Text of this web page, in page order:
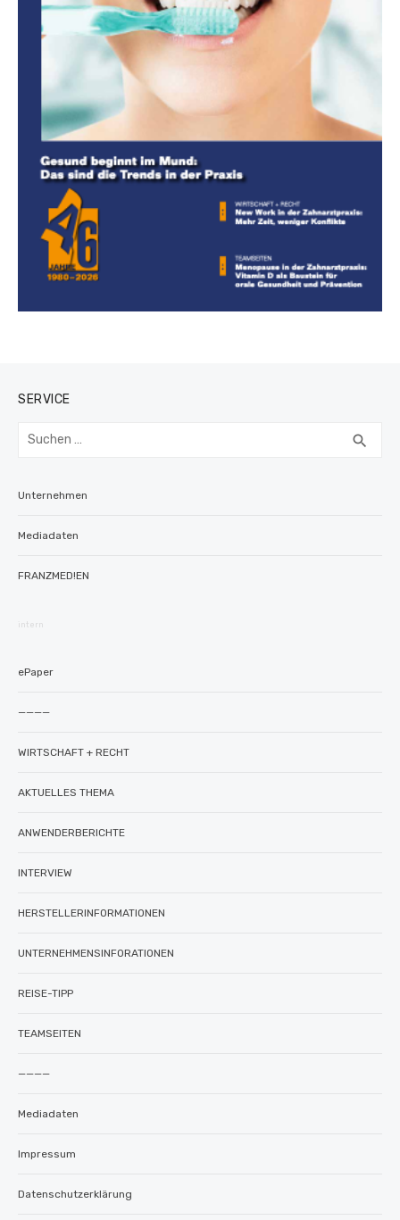
SERVICE
Suchen
search
Unternehmen
Mediadaten
FRANZMED!EN
intern
ePaper
————
WIRTSCHAFT + RECHT
AKTUELLES THEMA
ANWENDERBERICHTE
INTERVIEW
HERSTELLERINFORMATIONEN
UNTERNEHMENSINFORATIONEN
REISE-TIPP
TEAMSEITEN
————
Mediadaten
Impressum
Datenschutzerklärung